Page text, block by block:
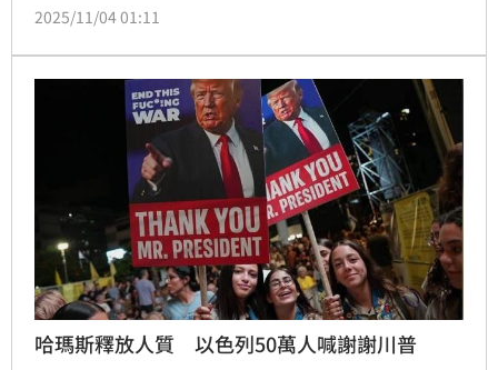
會防衛韌性」學習之旅。林右昌並提到，早在5年前，
外總部了，最近輝達海外總部想要落腳台北市，仍受到
土地契約、行政流程、補償協商等相關課題的實質挑
戰，「我們台北，的確可以再加把勁！」
2025/11/04 01:11
哈瑪斯釋放人質 以色列50萬人喊謝謝川普